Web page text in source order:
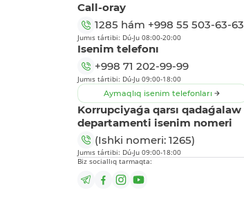
Call-oray
1285 hám +998 55 503-63-63
Jumıs tártibi: Dú-Ju 08:00-20:00
Isenim telefonı
+998 71 202-99-99
Jumıs tártibi: Dú-Ju 09:00-18:00
Aymaqlıq isenim telefonları
Korrupciyaǵa qarsı qadaǵalaw
departamenti isenim nomeri
(Ishki nomeri: 1265)
Jumıs tártibi: Dú-Ju 09:00-18:00
Biz sociallıq tarmaqta: